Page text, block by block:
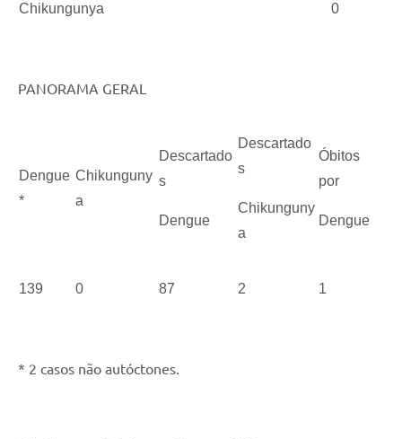
Chikungunya 0
PANORAMA GERAL
Dengue
*
Chikunguny
a
Descartado
s
Dengue
Descartado
s
Chikunguny
a
Óbitos
por
Dengue
139 0 87 2 1
* 2 casos não autóctones.